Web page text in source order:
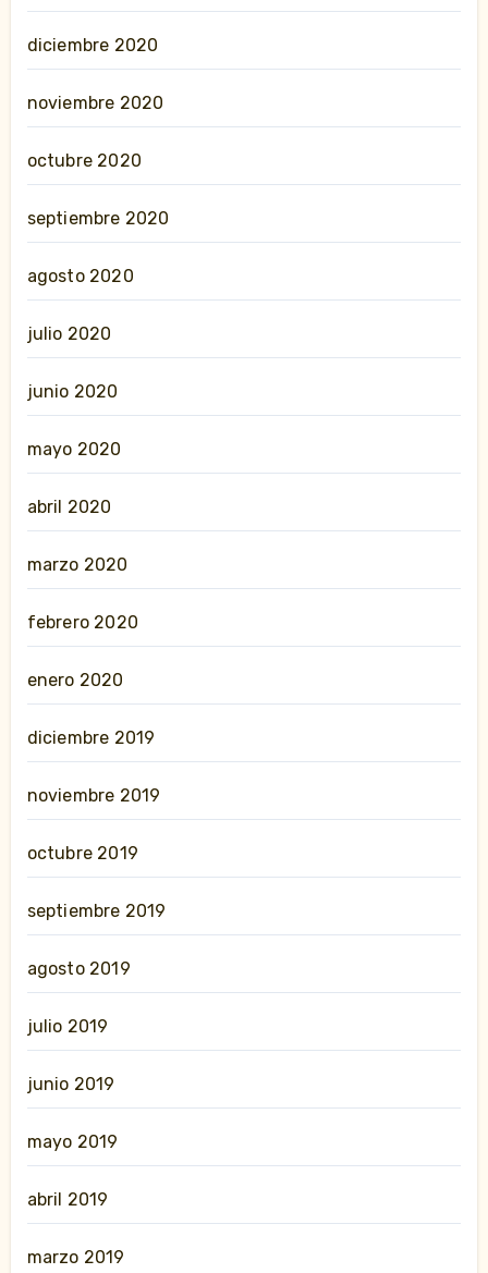
diciembre 2020
noviembre 2020
octubre 2020
septiembre 2020
agosto 2020
julio 2020
junio 2020
mayo 2020
abril 2020
marzo 2020
febrero 2020
enero 2020
diciembre 2019
noviembre 2019
octubre 2019
septiembre 2019
agosto 2019
julio 2019
junio 2019
mayo 2019
abril 2019
marzo 2019